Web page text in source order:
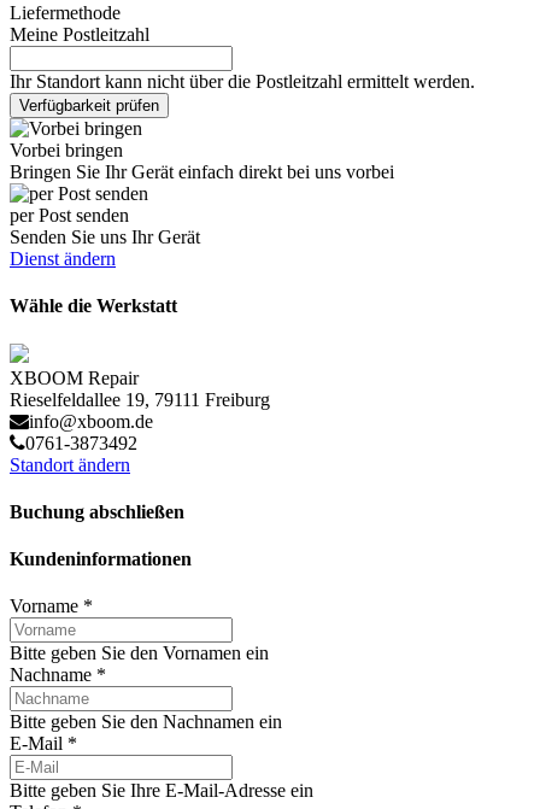
Liefermethode
Meine Postleitzahl
Ihr Standort kann nicht über die Postleitzahl ermittelt werden.
Verfügbarkeit prüfen
Vorbei bringen
Bringen Sie Ihr Gerät einfach direkt bei uns vorbei
per Post senden
Senden Sie uns Ihr Gerät
Dienst ändern
Wähle die Werkstatt
XBOOM Repair
Rieselfeldallee 19, 79111 Freiburg
info@xboom.de
0761-3873492
Standort ändern
Buchung abschließen
Kundeninformationen
Vorname *
Bitte geben Sie den Vornamen ein
Nachname *
Bitte geben Sie den Nachnamen ein
E-Mail *
Bitte geben Sie Ihre E-Mail-Adresse ein